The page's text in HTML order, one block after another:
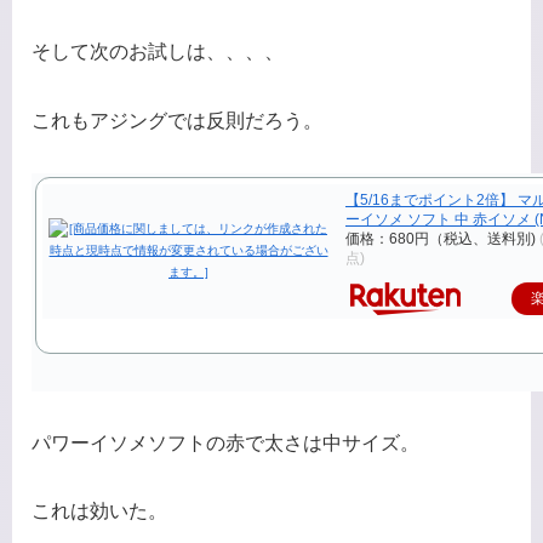
そして次のお試しは、、、、
これもアジングでは反則だろう。
【5/16までポイント2倍】 マ
ーイソメ ソフト 中 赤イソメ
価格：680円（税込、送料別)
点)
パワーイソメソフトの赤で太さは中サイズ。
これは効いた。